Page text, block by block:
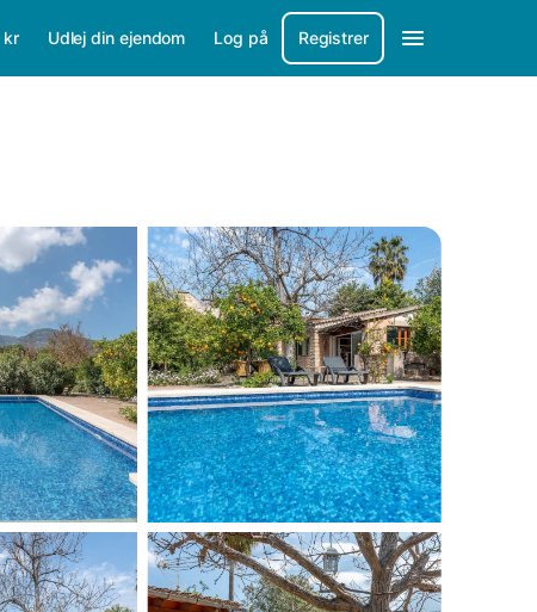
kr Udlej din ejendom Log på Registrer